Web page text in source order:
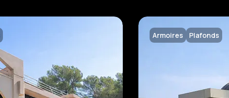
Armoires Plafonds